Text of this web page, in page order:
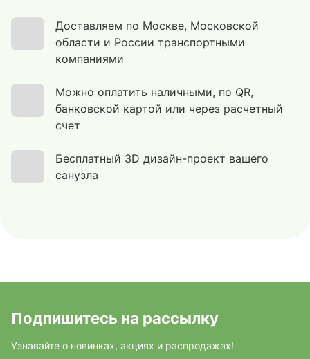
Доставляем по Москве, Московской
области и России транспортными
компаниями
Можно оплатить наличными, по QR,
банковской картой или через расчетный
счет
Бесплатный 3D дизайн-проект вашего
санузла
Подпишитесь на рассылку
Узнавайте о новинках, акциях и распродажах!